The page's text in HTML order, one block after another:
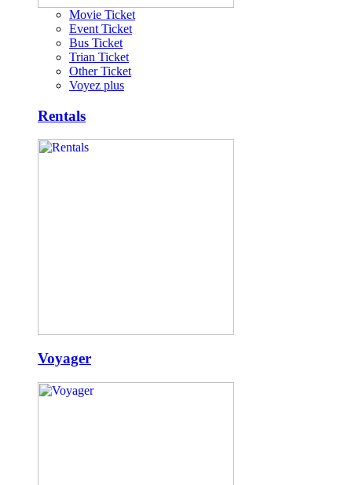
Movie Ticket
Event Ticket
Bus Ticket
Trian Ticket
Other Ticket
Voyez plus
Rentals
Voyager